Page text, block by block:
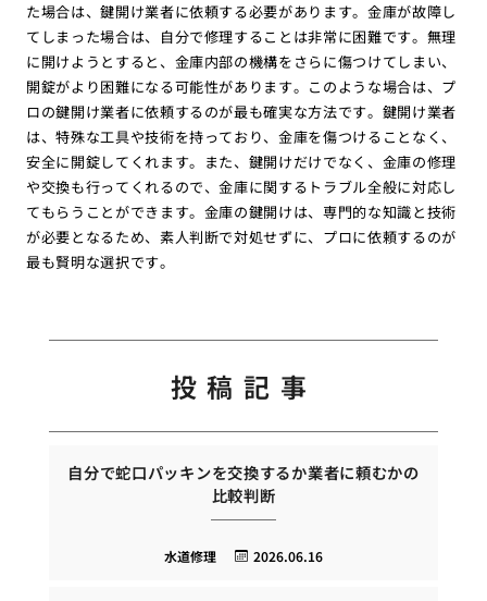
た場合は、鍵開け業者に依頼する必要があります。金庫が故障し
てしまった場合は、自分で修理することは非常に困難です。無理
に開けようとすると、金庫内部の機構をさらに傷つけてしまい、
開錠がより困難になる可能性があります。このような場合は、プ
ロの鍵開け業者に依頼するのが最も確実な方法です。鍵開け業者
は、特殊な工具や技術を持っており、金庫を傷つけることなく、
安全に開錠してくれます。また、鍵開けだけでなく、金庫の修理
や交換も行ってくれるので、金庫に関するトラブル全般に対応し
てもらうことができます。金庫の鍵開けは、専門的な知識と技術
が必要となるため、素人判断で対処せずに、プロに依頼するのが
最も賢明な選択です。
投稿記事
自分で蛇口パッキンを交換するか業者に頼むかの
比較判断
2026.06.16
水道修理